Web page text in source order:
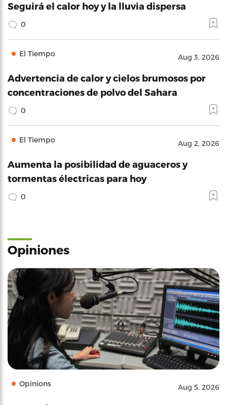
Seguirá el calor hoy y la lluvia dispersa
0
El Tiempo Aug 3, 2026
Advertencia de calor y cielos brumosos por
concentraciones de polvo del Sahara
0
El Tiempo Aug 2, 2026
Aumenta la posibilidad de aguaceros y
tormentas électricas para hoy
0
Opiniones
Opinions Aug 5, 2026